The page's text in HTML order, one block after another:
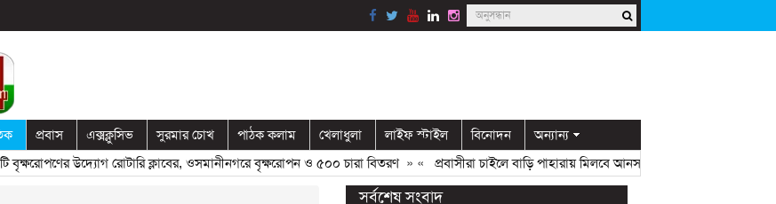
প্রবাস এক্সক্লুসিভ সুরমার চোখ পাঠক কলাম খেলাধুলা লাইফ স্টাইল বিনোদন অন্যান্য
উদ্যোগ রোটারি ক্লাবের, ওসমানীনগরে বৃক্ষরোপন ও ৫০০ চারা বিতরণ» « প্রবাসীরা চাইলে বাড়ি পাহারায় মিলবে আনসার সদস্য: ডিসি মামুন
সর্বশেষ সংবাদ